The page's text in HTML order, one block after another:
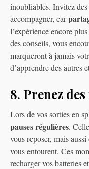
inoubliables. Invitez des
accompagner, car
l’expérience encore
des conseils, vous
marqueront à jamais
d’apprendre des autres
8. Prenez
Lors de vos sorties en
pauses régulières.
vous reposer, mais
vous entourent. Ces
recharger vos batteries